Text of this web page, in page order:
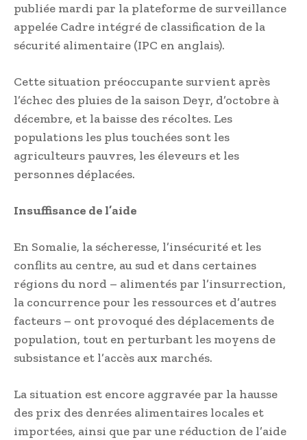
publiée mardi par la plateforme de surveillance
appelée Cadre intégré de classification de la
sécurité alimentaire (IPC en anglais).
Cette situation préoccupante survient après
l’échec des pluies de la saison Deyr, d’octobre à
décembre, et la baisse des récoltes. Les
populations les plus touchées sont les
agriculteurs pauvres, les éleveurs et les
personnes déplacées.
Insuffisance de l’aide
En Somalie, la sécheresse, l’insécurité et les
conflits au centre, au sud et dans certaines
régions du nord – alimentés par l’insurrection,
la concurrence pour les ressources et d’autres
facteurs – ont provoqué des déplacements de
population, tout en perturbant les moyens de
subsistance et l’accès aux marchés.
La situation est encore aggravée par la hausse
des prix des denrées alimentaires locales et
importées, ainsi que par une réduction de l’aide